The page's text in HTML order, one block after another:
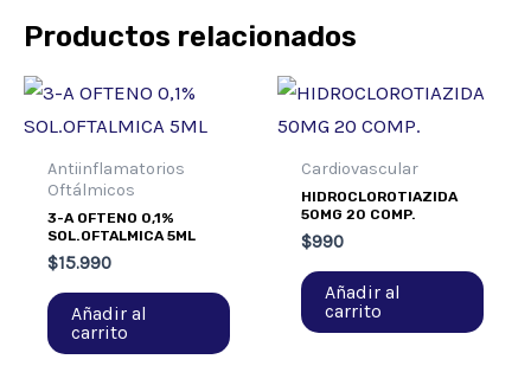
Productos relacionados
Antiinflamatorios
Oftálmicos
3-A OFTENO 0,1%
SOL.OFTALMICA 5ML
$15.990
Añadir al
carrito
Cardiovascular
HIDROCLOROTIAZIDA
50MG 20 COMP.
$990
Añadir al
carrito